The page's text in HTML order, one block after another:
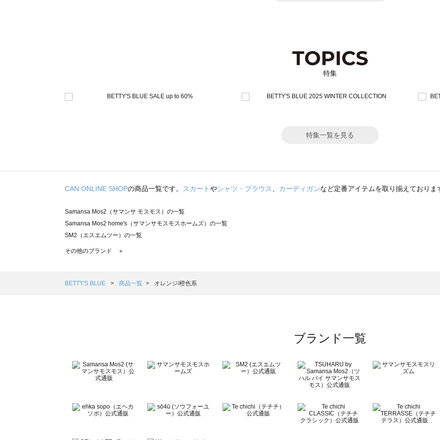
特集
特集一覧を見る
CAN ONLINE SHOPの商品一覧です。 スカートやシャツ・ブラウス、 カーディガンなど定番アイテムを取り揃えておりま
Samansa Mos2（サマンサ モスモス）の一覧
Samansa Mos2 home's（サマンサモスモスホームズ）の一覧
SM2（エスエムツー）の一覧
TSUHARU by Samansa Mos2（ツハルバイサマンサモスモス）の一覧
Samansa Mos2 Lagom（サマンサモスモス ラーゴム）の一覧
BETTY'S BLUE（べティーズブルー）の一覧
Wpc.（ワールドパーティー）の一覧
その他のブランド ＋
BETTY'S BLUE 商品一覧 オレンジ/橙色系
ブランド一覧